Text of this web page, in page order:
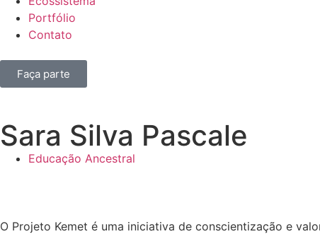
Portfólio
Contato
Faça parte
Sara Silva Pascale
Educação Ancestral
O Projeto Kemet é uma iniciativa de conscientização e